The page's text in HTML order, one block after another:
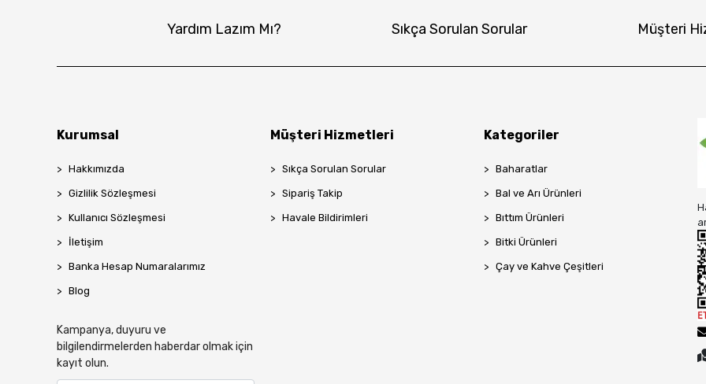
Yardım Lazım Mı? Sıkça Sorulan Sorular Müşteri
Kurumsal
Hakkımızda
Gizlilik Sözleşmesi
Kullanıcı Sözleşmesi
İletişim
Banka Hesap Numaralarımız
Blog
Kampanya, duyuru ve
bilgilendirmelerden haberdar olmak için
kayıt olun.
Müşteri Hizmetleri
Sıkça Sorulan Sorular
Sipariş Takip
Havale Bildirimleri
Kategoriler
Baharatlar
Bal ve Arı Ürünleri
Bıttım Ürünleri
Bitki Ürünleri
Çay ve Kahve Çeşitleri